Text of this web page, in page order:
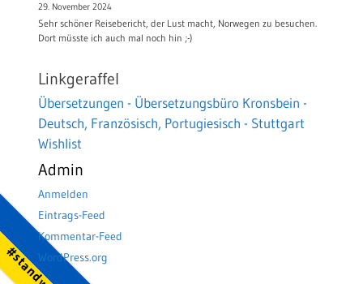
29. November 2024
Sehr schöner Reisebericht, der Lust macht, Norwegen zu besuchen.
Dort müsste ich auch mal noch hin ;-)
Linkgeraffel
Übersetzungen - Übersetzungsbüro Kronsbein -
Deutsch, Französisch, Portugiesisch - Stuttgart
Wishlist
Admin
Anmelden
Eintrags-Feed
Kommentar-Feed
WordPress.org